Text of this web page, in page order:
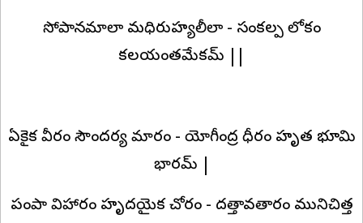
సోపానమాలా మధిరుహ్యలీలా - సంకల్ప లోకం
కలయంతమేకమ్‌ ||
ఏకైక వీరం సౌందర్య మారం - యోగీంద్ర ధీరం హృత భూమి
భారమ్‌ |
పంపా విహారం హృదయైక చోరం - దత్తావతారం మునిచిత్త